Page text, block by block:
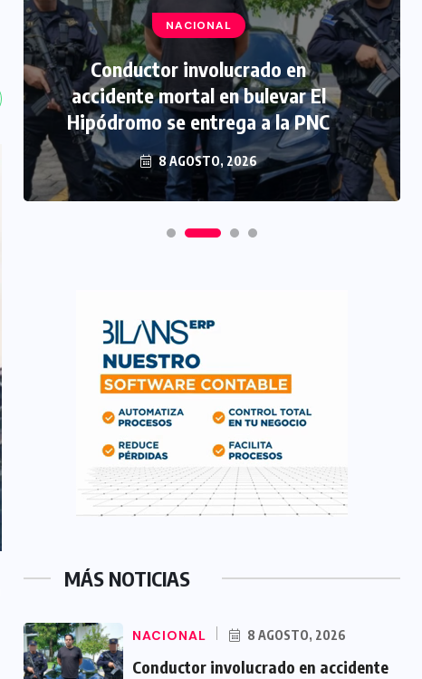
NACIONAL
Conductor involucrado en
accidente mortal en bulevar El
Hipódromo se entrega a la PNC
8 AGOSTO, 2026
MÁS NOTICIAS
NACIONAL 8 AGOSTO, 2026
Conductor involucrado en accidente